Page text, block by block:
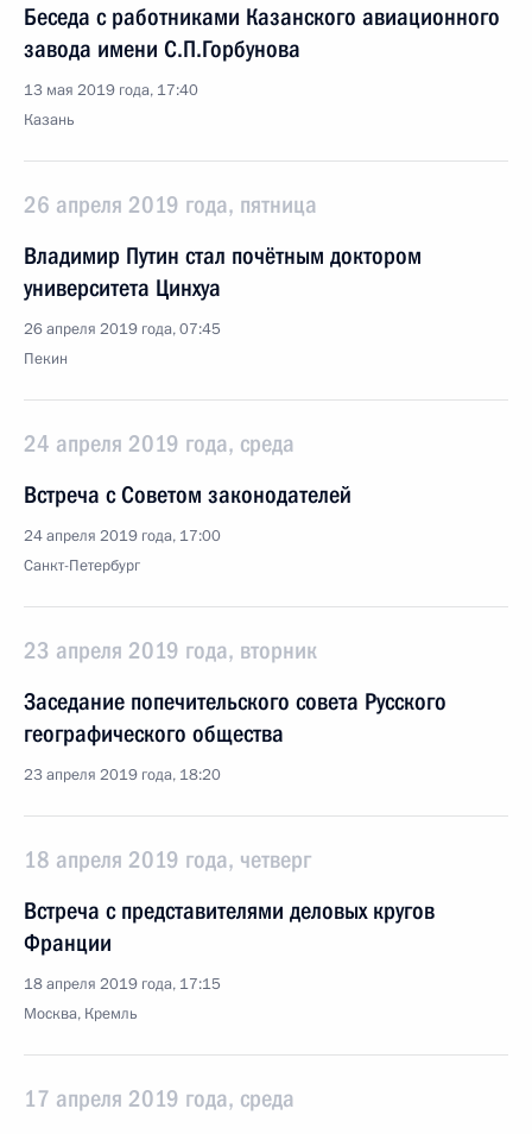
Беседа с работниками Казанского авиационного
завода имени С.П.Горбунова
13 мая 2019 года, 17:40
Казань
26 апреля 2019 года, пятница
Владимир Путин стал почётным доктором
университета Цинхуа
26 апреля 2019 года, 07:45
Пекин
24 апреля 2019 года, среда
Встреча с Советом законодателей
24 апреля 2019 года, 17:00
Санкт-Петербург
23 апреля 2019 года, вторник
Заседание попечительского совета Русского
географического общества
23 апреля 2019 года, 18:20
18 апреля 2019 года, четверг
Встреча с представителями деловых кругов
Франции
18 апреля 2019 года, 17:15
Москва, Кремль
17 апреля 2019 года, среда